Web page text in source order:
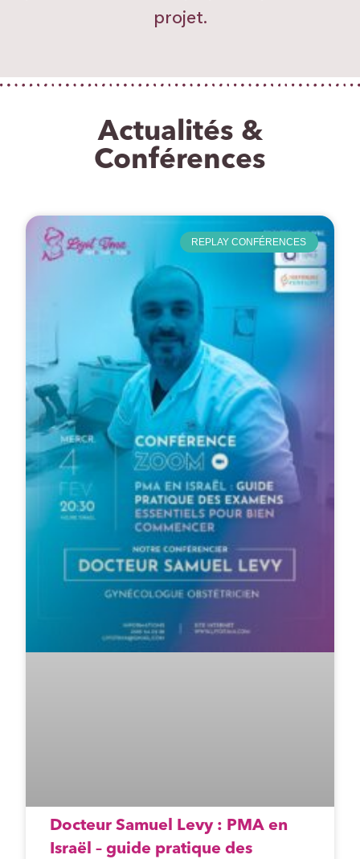
projet.
Actualités &
Conférences
REPLAY CONFÉRENCES
Docteur Samuel Levy : PMA en
Israël – guide pratique des